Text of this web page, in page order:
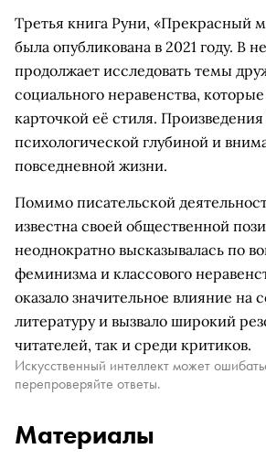
Третья книга Руни, «Прекрасный
была опубликована в 2021 году. В
продолжает исследовать темы
социального неравенства,
карточкой её стиля.
психологической глубиной и
повседневной жизни.
Помимо писательской
известна своей общественной
неоднократно высказывалась по
феминизма и классового
оказало значительное влияние на
литературу и вызвало широкий
читателей, так и среди критиков.
Искусственный интеллект может
перепроверяйте ответы.
Материалы